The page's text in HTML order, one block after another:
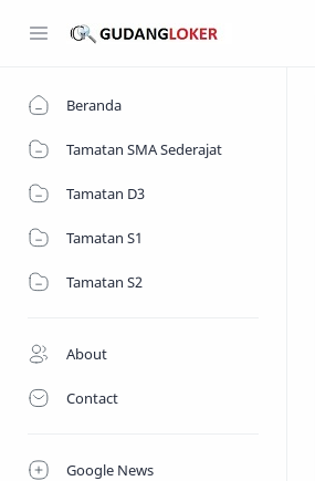
Beranda
Tamatan SMA Sederajat
Tamatan D3
Tamatan S1
Tamatan S2
About
Contact
Google News